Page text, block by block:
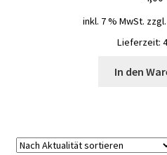
inkl. 7 % MwSt. zzgl.
Lieferzeit:
In den